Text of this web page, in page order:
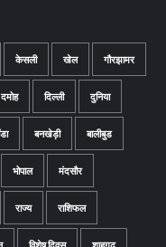
केसली खेल गौरझामर
दमोह दिल्ली दुनिया
बनखेड़ी बालीबुड
भोपाल मंदसौर
राज्य राशिफल
विशेष दिवस शाहगढ़